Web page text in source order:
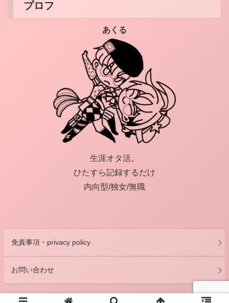
プロフ
あくる
生涯オタ活。
ひたすら記録するだけ
内向型/独女/無職
免責事項・privacy policy
お問い合わせ